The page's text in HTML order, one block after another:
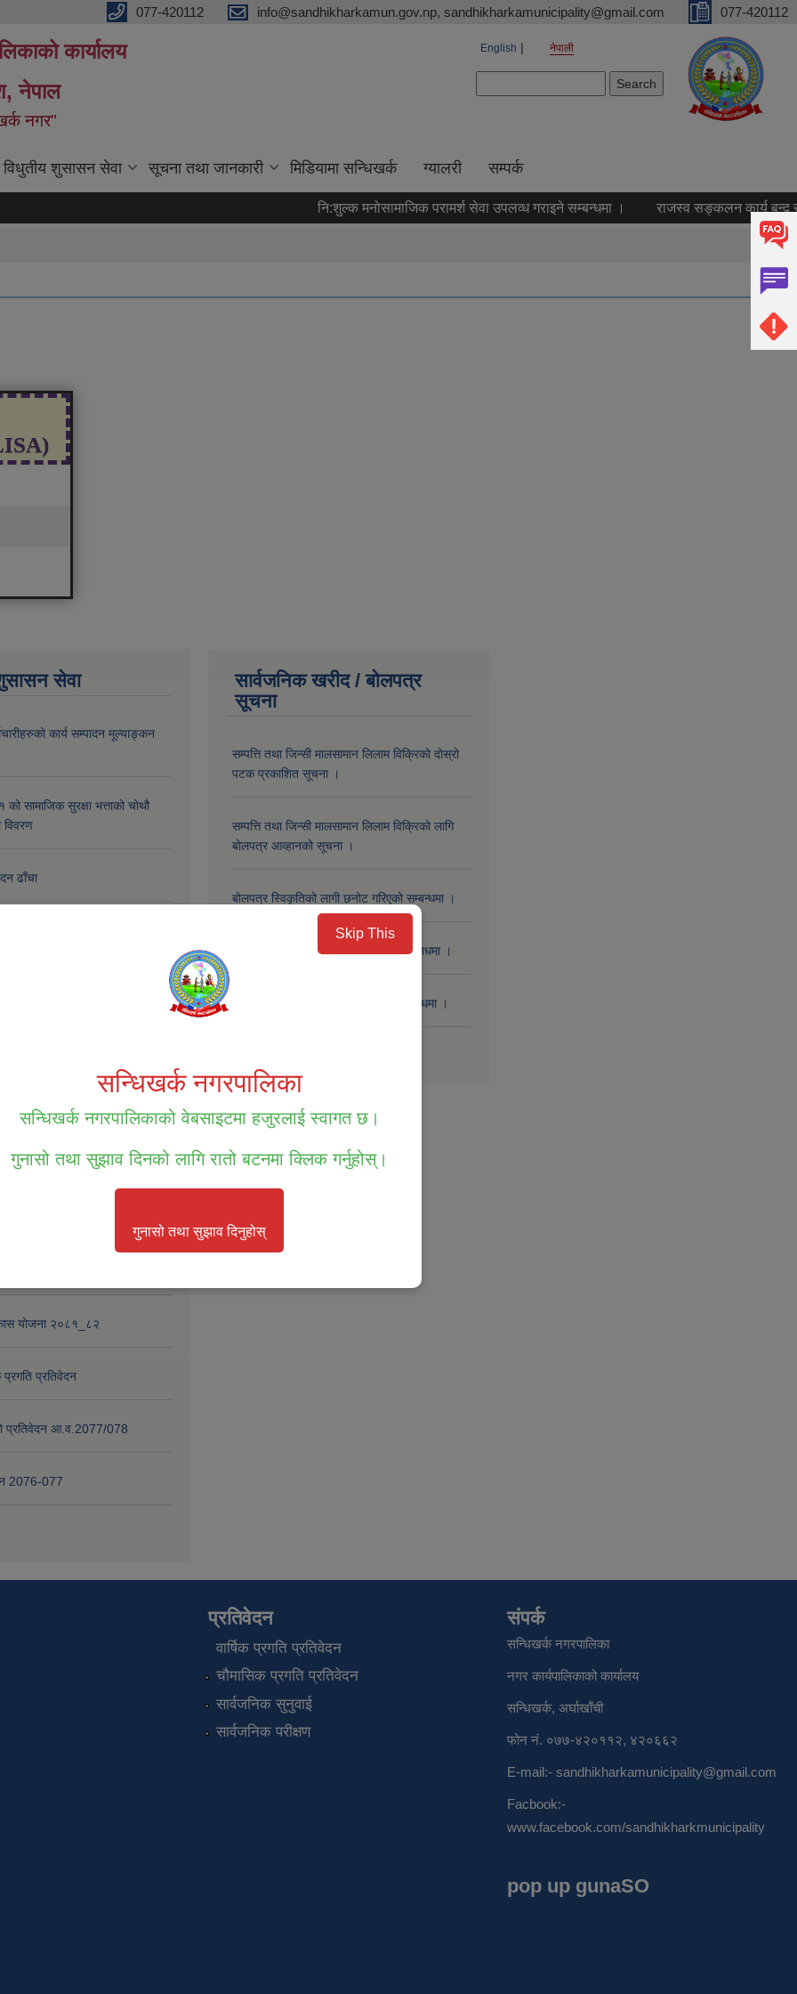
077-420112 info@sandhikharkamun.gov.np, sandhikharkamunicipality@gmail.com 077-420112
कार्यालय
नेपाल
नगर"
English नेपाली
विधुतीय शुसासन सेवा सूचना तथा जानकारी मिडियामा सन्धिखर्क ग्यालरी सम्पर्क
नि:शुल्क मनोसामाजिक परामर्श सेवा उपलव्ध गराइने सम्बन्धमा । राजस्व सङ्कलन कार्य बन्द
सेवा
कार्य सम्पादन मूल्याङ्कन
सामाजिक सुरक्षा भत्ताको चोथौ
विवरण
ढाँचा
प्राप्त गरेका लाभग्राहीहरुको विवरण
त्रैमासिक)
प्राप्त गरेका लाभग्राहीहरुको विवरण
त्रैमासिक)
last »
परियोजना
प्रगति प्रतिवेदन २०८०-८१
योजना २०८१_८२
प्रगति प्रतिवेदन
प्रतिवेदन आ.व.2077/078
2076-077
सार्वजनिक खरीद / बोलपत्र
सूचना
सम्पत्ति तथा जिन्सी मालसामान लिलाम विक्रिको दोस्रो
पटक प्रकाशित सूचना ।
सम्पत्ति तथा जिन्सी मालसामान लिलाम विक्रिको लागि
बोलपत्र आव्हानको सूचना ।
बोलपत्र स्विकृतिको लागी छनोट गरिएको सम्बन्धमा ।
बोलपत्र स्विकृतिको लागि छनौट भएको सम्बनधमा ।
बोलपत्र स्वीकृतिको लागि छनौट भएको सम्बन्धमा ।
प्रतिवेदन
वार्षिक प्रगति प्रतिवेदन
चौमासिक प्रगति प्रतिवेदन
सार्वजनिक सुनुवाई
सार्वजनिक परीक्षण
संपर्क
सन्धिखर्क नगरपालिका
नगर कार्यपालिकाको कार्यालय
सन्धिखर्क, अर्घाखाँची
फोन नं. ०७७-४२०११२, ४२०६६२
E-mail:- sandhikharkamunicipality@gmail.com
Facbook:-
www.facebook.com/sandhikharkmunicipality
pop up gunaSO
Skip This
सन्धिखर्क नगरपालिका
सन्धिखर्क नगरपालिकाको वेबसाइटमा हजुरलाई स्वागत छ।
गुनासो तथा सुझाव दिनको लागि रातो बटनमा क्लिक गर्नुहोस्।
गुनासो तथा सुझाव दिनुहोस्